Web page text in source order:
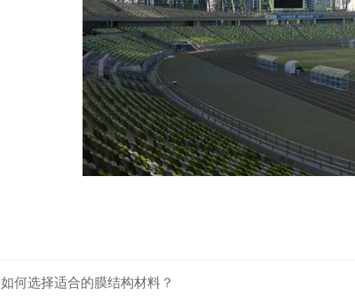
如何选择适合的膜结构材料？